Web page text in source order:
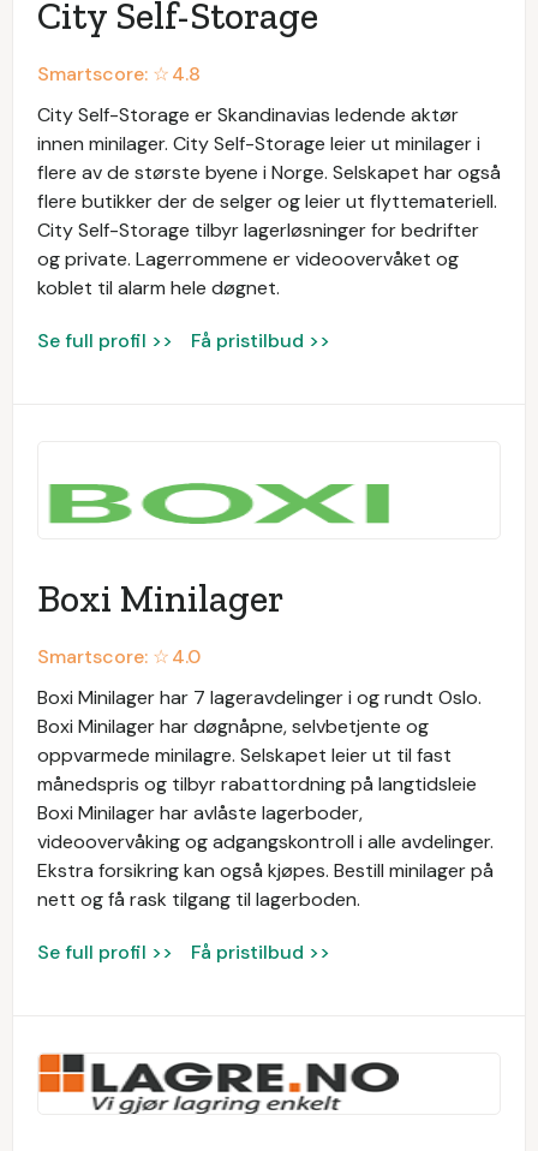
City Self-Storage
Smartscore: ☆4.8
City Self-Storage er Skandinavias ledende aktør
innen minilager. City Self-Storage leier ut minilager i
flere av de største byene i Norge. Selskapet har også
flere butikker der de selger og leier ut flyttemateriell.
City Self-Storage tilbyr lagerløsninger for bedrifter
og private. Lagerrommene er videoovervåket og
koblet til alarm hele døgnet.
Se full profil >> Få pristilbud >>
Boxi Minilager
Smartscore: ☆4.0
Boxi Minilager har 7 lageravdelinger i og rundt Oslo.
Boxi Minilager har døgnåpne, selvbetjente og
oppvarmede minilagre. Selskapet leier ut til fast
månedspris og tilbyr rabattordning på langtidsleie
Boxi Minilager har avlåste lagerboder,
videoovervåking og adgangskontroll i alle avdelinger.
Ekstra forsikring kan også kjøpes. Bestill minilager på
nett og få rask tilgang til lagerboden.
Se full profil >> Få pristilbud >>